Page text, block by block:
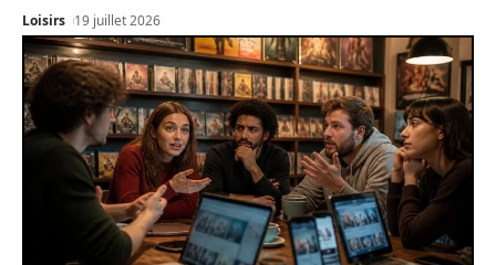
Loisirs 19 juillet 2026